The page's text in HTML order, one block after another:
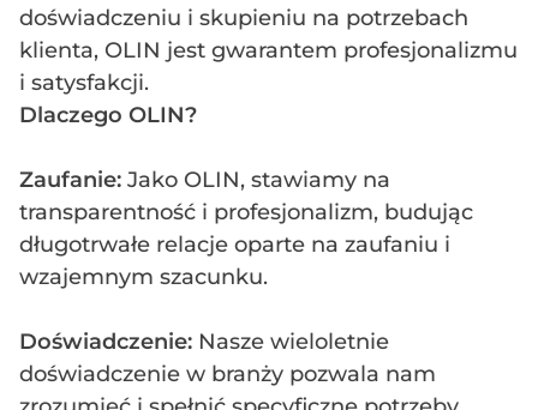
doświadczeniu i skupieniu na potrzebach
klienta, OLIN jest gwarantem profesjonalizmu
i satysfakcji.
Dlaczego OLIN?
Zaufanie: Jako OLIN, stawiamy na
transparentność i profesjonalizm, budując
długotrwałe relacje oparte na zaufaniu i
wzajemnym szacunku.
Doświadczenie: Nasze wieloletnie
doświadczenie w branży pozwala nam